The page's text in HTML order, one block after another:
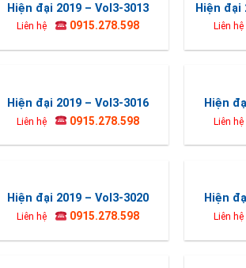
Hiện đại 2019 – Vol3-3013
Liên hệ 0915.278.598
Hiện đại
Liên hệ
Hiện đại 2019 – Vol3-3016
Liên hệ 0915.278.598
Hiện
Liên hệ
Hiện đại 2019 – Vol3-3020
Liên hệ 0915.278.598
Hiện
Liên hệ